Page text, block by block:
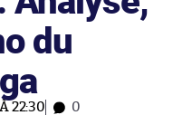
du
22:30 0